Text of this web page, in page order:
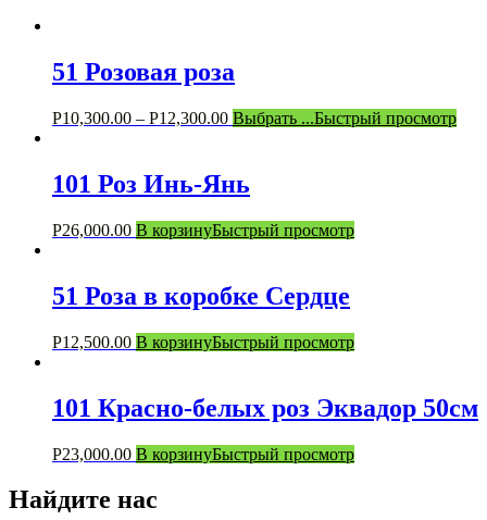
51 Розовая роза
Р10,300.00 – Р12,300.00 Выбрать ...Быстрый просмотр
101 Роз Инь-Янь
Р26,000.00 В корзинуБыстрый просмотр
51 Роза в коробке Сердце
Р12,500.00 В корзинуБыстрый просмотр
101 Красно-белых роз Эквадор 50см
Р23,000.00 В корзинуБыстрый просмотр
Найдите нас